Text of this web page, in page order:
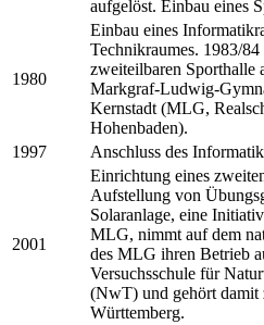
aufgelöst. Einbau eines
1980
Einbau eines
Technikraumes. 1983/
zweiteilbaren Sporthalle
Markgraf-Ludwig-
Kernstadt (MLG,
Hohenbaden).
1997
Anschluss des
2001
Einrichtung eines
Aufstellung von
Solaranlage, eine
MLG, nimmt auf dem
des MLG ihren Betrieb
Versuchsschule für
(NwT) und gehört damit
Württemberg.